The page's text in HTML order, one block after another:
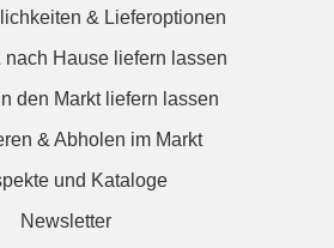
& Lieferoptionen
nach Hause liefern lassen
den Markt liefern lassen
& Abholen im Markt
und Kataloge
Newsletter